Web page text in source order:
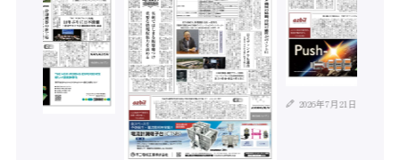
2026年7月21日